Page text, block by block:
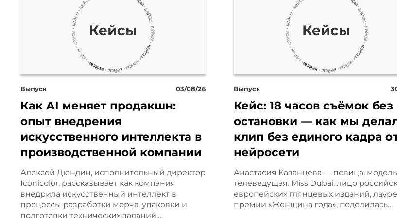
Таможенной Службы списывало таможенные платежи, и
продукцию, выпущенную в свободное обращение на
просто и понятно. Но... 2022 год ввел свои коррективы.
отзыв свифтов у российских банков – все это очень
товаров в нашу страну. Итак, давайте перейдем к самому
Нашим заказчикам нам была поставлена задача выкупить
Федерацию груз от поставщика из Прибалтики. Доставка
одна из сложнейших этапов в этом непростом марафоне.
мы используем Турцию, а именно нашу собственную
Кейсы
Выпуск 03/08/26
Как AI меняет продакшн:
опыт внедрения
искусственного интеллекта в
производственной компании
Алексей Дюндин, исполнительный директор
Iconicolor, рассказывает как компания
внедрила искусственный интеллект в
процессы разработки мерча, упаковки и
подготовки технических заданий,…
Кейсы
Выпуск
Кейс: 18 часов съёмок без
остановки — как мы
клип без единого кадра
нейросети
Анастасия Казанцева — певица,
телеведущая. Miss Dubai, лицо
европейских глянцевых изданий,
премии «Женщина года», поделилась…